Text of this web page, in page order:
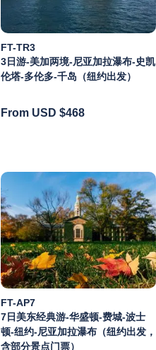
FT-TR3
3日游-美加两境-尼亚加拉瀑布-史凯
伦塔-多伦多-千岛（纽约出发）
From USD $468
FT-AP7
7日美东经典游-华盛顿-费城-波士
顿-纽约-尼亚加拉瀑布（纽约出发，
含部分景点门票）